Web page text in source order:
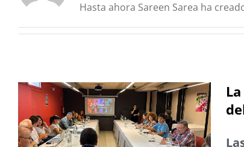
Hasta ahora Sareen Sarea ha